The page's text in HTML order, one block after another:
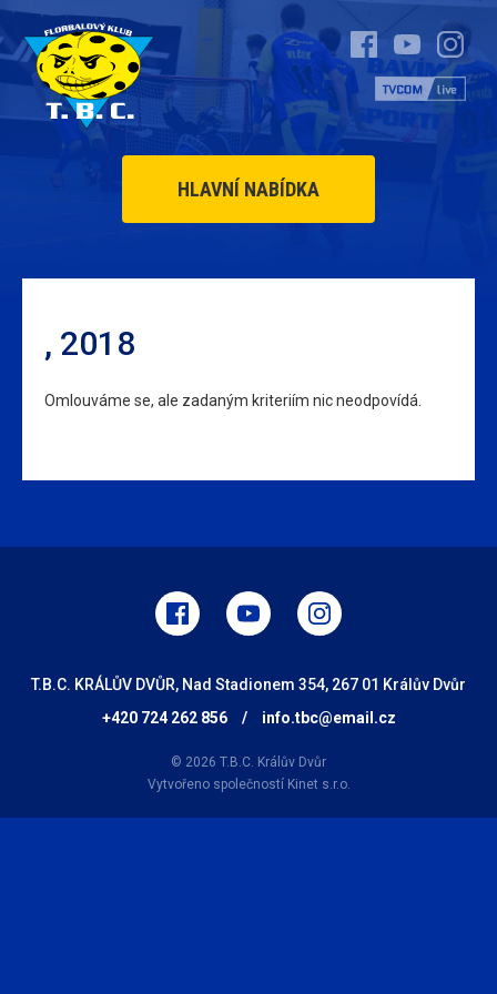
HLAVNÍ NABÍDKA
, 2018
Omlouváme se, ale zadaným kriteriím nic neodpovídá.
T.B.C. KRÁLŮV DVŮR, Nad Stadionem 354, 267 01 Králův Dvůr
+420 724 262 856
/ info.tbc@email.cz
© 2026 T.B.C. Králův Dvůr
Vytvořeno společností Kinet s.r.o.